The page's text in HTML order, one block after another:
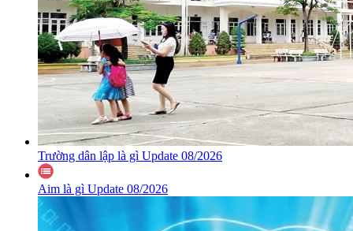
Trường dân lập là gì Update 08/2026
Aim là gì Update 08/2026